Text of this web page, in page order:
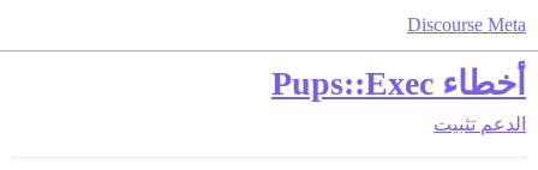
Discourse Meta
أخطاء Pups::Exec
الدعم تثبيت